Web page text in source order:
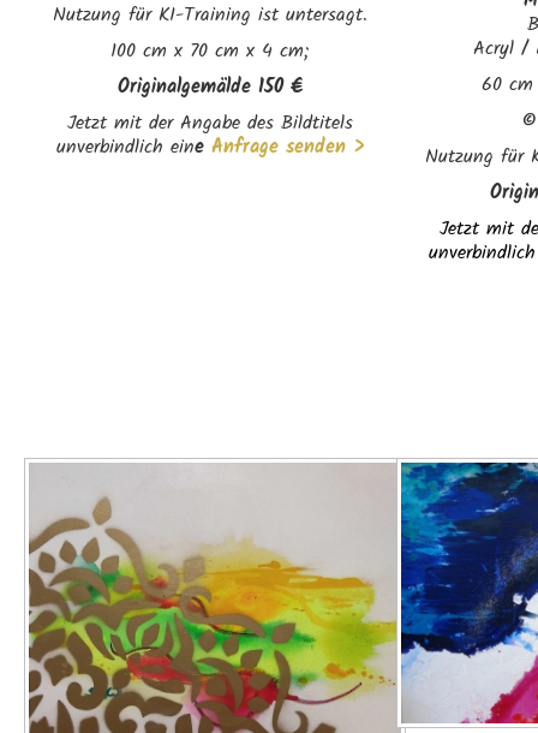
Nutzung für KI-Training ist untersagt.
100 cm x 70 cm x 4 cm;
Originalgemälde 150 €
Jetzt mit der Angabe des Bildtitels
unverbindlich eine Anfrage senden >
Acryl /
60
Nutzung für
Jetzt mit